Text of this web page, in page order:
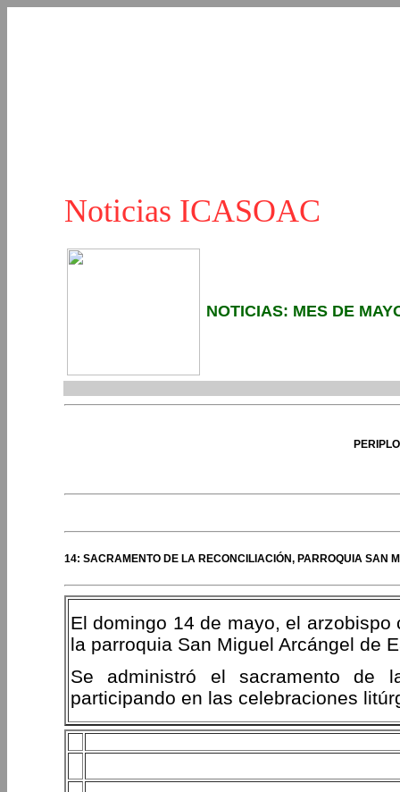
Noticias ICASOAC
NOTICIAS: MES DE
14: SACRAMENTO DE LA RECONCILIACIÓN, PARROQUIA SAN
El domingo 14 de mayo, el
la parroquia San Miguel Arcángel de
Se administró el sacramento de
participando en las celebraciones